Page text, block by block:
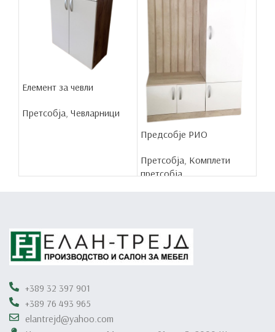
Елемент за чевли
Претсобја, Чевларници
Предсобје РИО
Претсобја, Комплети
претсобја
+389 32 397 901
+389 76 493 965
elantrejd@yahoo.com